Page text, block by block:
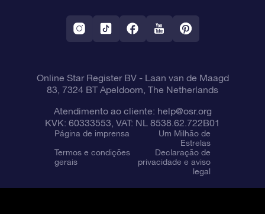
Aplicativo RV Fly me to the stars
Constelações
Online Star Register BV- Laan van de Maagd
83, 7324 BT Apeldoorn, The Netherlands
Atendimento ao cliente: help@osr.org
KVK: 60333553, VAT: NL 8538.62.722B01
Página de imprensa
Um Milhão de
Estrelas
Termos e condições
gerais
Declaração de
privacidade e aviso
legal